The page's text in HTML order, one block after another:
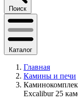
Поиск
Каталог
Главная
Камины и печи
Excalibur 25